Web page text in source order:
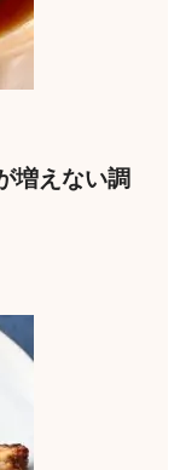
増えない調